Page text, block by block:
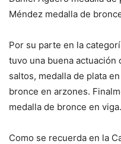
Méndez medalla de
Por su parte en la
tuvo una buena actuación
saltos, medalla de plata
bronce en arzones.
medalla de bronce en viga.
Como se recuerda en la